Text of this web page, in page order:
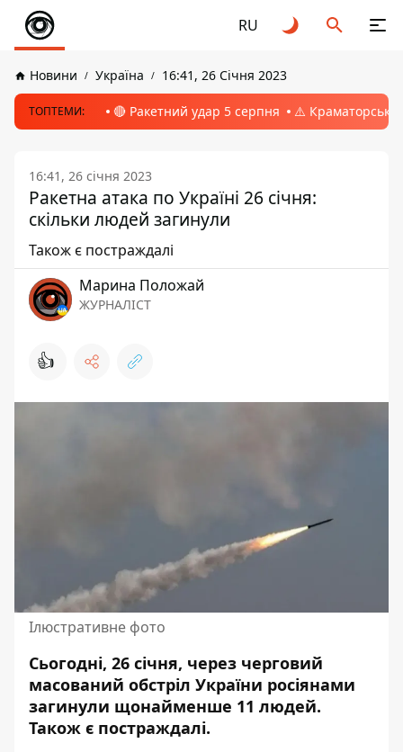
RU
Новини Україна 16:41, 26 Січня 2023
ТОПТЕМИ: 🔴 Ракетний удар 5 серпня ⚠️ Краматорськ,
16:41, 26 січня 2023
Ракетна атака по Україні 26 січня:
скільки людей загинули
Також є постраждалі
Марина Положай
ЖУРНАЛІСТ
👍
Ілюстративне фото
Сьогодні, 26 січня, через черговий
масований обстріл України росіянами
загинули щонайменше 11 людей.
Також є постраждалі.